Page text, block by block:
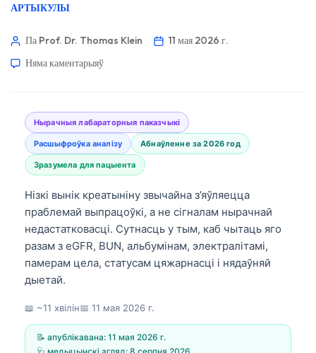
АРТЫКУЛЫ
Па Prof. Dr. Thomas Klein
11 мая 2026 г.
Няма каментарыяў
Нырачныя лабараторныя паказчыкі
Расшыфроўка аналізу Абнаўленне за 2026 год
Зразумела для пацыента
Нізкі вынік креатыніну звычайна з’яўляецца
праблемай выпрацоўкі, а не сігналам нырачнай
недастатковасці. Сутнасць у тым, каб чытаць яго
разам з eGFR, BUN, альбумінам, электралітамі,
памерам цела, статусам цяжарнасці і нядаўняй
дыетай.
📖 ~11 хвілін📅 11 мая 2026 г.
📝 апублікавана: 11 мая 2026 г.